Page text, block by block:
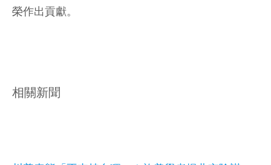
榮作出貢獻。
相關新聞